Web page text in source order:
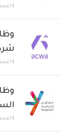
6 أغسطس، 2026
6 أغسطس، 2026
6 أغسطس، 2026